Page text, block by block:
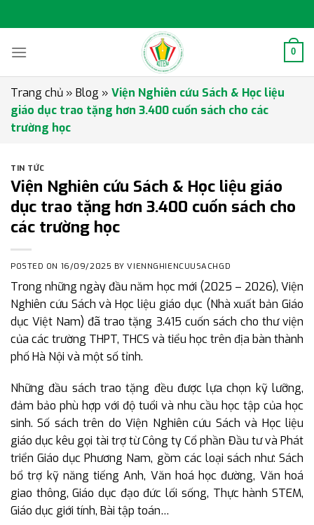
to
0
Trang chủ » Blog » Viện Nghiên cứu Sách & Học liệu
giáo dục trao tặng hơn 3.400 cuốn sách cho các
trường học
TIN TỨC
Viện Nghiên cứu Sách & Học liệu giáo
dục trao tặng hơn 3.400 cuốn sách cho
các trường học
POSTED ON 16/09/2025 BYVIENNGHIENCUUSACHGD
Trong những ngày đầu năm học mới (2025 – 2026), Viện
Nghiên cứu Sách và Học liệu giáo dục (Nhà xuất bản Giáo
dục Việt Nam) đã trao tặng 3.415 cuốn sách cho thư viện
của các trường THPT, THCS và tiểu học trên địa bàn thành
phố Hà Nội và một số tỉnh.
Những đầu sách trao tặng đều được lựa chọn kỹ lưỡng,
đảm bảo phù hợp với độ tuổi và nhu cầu học tập của học
sinh. Số sách trên do Viện Nghiên cứu Sách và Học liệu
giáo dục kêu gọi tài trợ từ Công ty Cổ phần Đầu tư và Phát
triển Giáo dục Phương Nam, gồm các loại sách như: Sách
bổ trợ kỹ năng tiếng Anh, Văn hoá học đường, Văn hoá
giao thông, Giáo dục đạo đức lối sống, Thực hành STEM,
Giáo dục giới tính, Bài tập toán…